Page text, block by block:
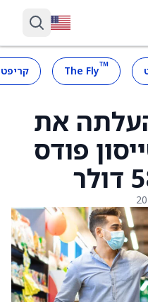
™
The Fly
את
פודס